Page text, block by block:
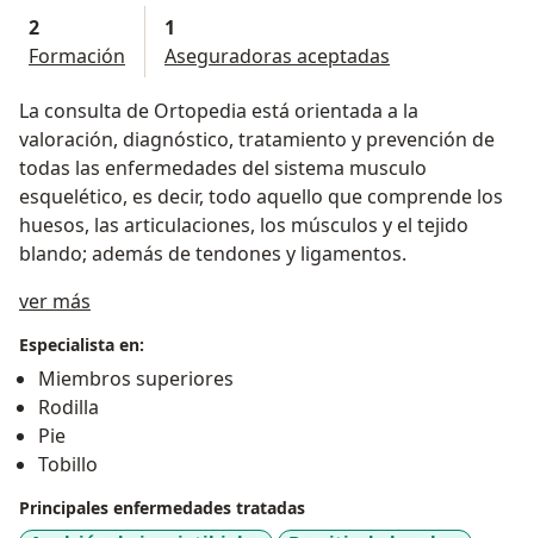
2
Formación
1
Aseguradoras aceptadas
La consulta de Ortopedia está orientada a la
valoración, diagnóstico, tratamiento y prevención de
todas las enfermedades del sistema musculo
esquelético, es decir, todo aquello que comprende los
huesos, las articulaciones, los músculos y el tejido
blando; además de tendones y ligamentos.
ver más
Especialista en:
Miembros superiores
Rodilla
Pie
Tobillo
Principales enfermedades tratadas